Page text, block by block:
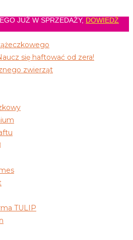
JUŻ W SPRZEDAŻY, DOWIEDŹ
się haftować od zera!
zwierząt
TULIP